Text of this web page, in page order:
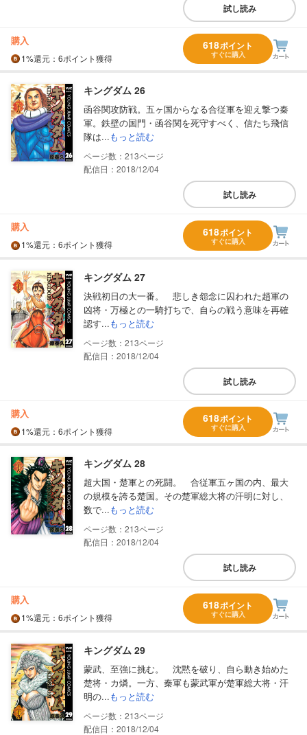
試し読み
購入
1%還元 ：6ポイント獲得
618ポイント
すぐに購入
キングダム 26
函谷関攻防戦。五ヶ国からなる合従軍を迎え撃つ秦
軍。鉄壁の国門・函谷関を死守すべく、信たち飛信
隊は...もっと読む
213
配信日：2018/12/04
試し読み
購入
1%還元 ：6ポイント獲得
618ポイント
すぐに購入
キングダム 27
決戦初日の大一番。 悲しき怨念に囚われた趙軍の
凶将・万極との一騎打ちで、自らの戦う意味を再確
認す...もっと読む
213
配信日：2018/12/04
試し読み
購入
1%還元 ：6ポイント獲得
618ポイント
すぐに購入
キングダム 28
超大国・楚軍との死闘。 合従軍五ヶ国の内、最大
の規模を誇る楚国。その楚軍総大将の汗明に対し、
数で...もっと読む
213
配信日：2018/12/04
試し読み
購入
1%還元 ：6ポイント獲得
618ポイント
すぐに購入
キングダム 29
蒙武、至強に挑む。 沈黙を破り、自ら動き始めた
楚将・カ燐。一方、秦軍も蒙武軍が楚軍総大将・汗
明の...もっと読む
213
配信日：2018/12/04